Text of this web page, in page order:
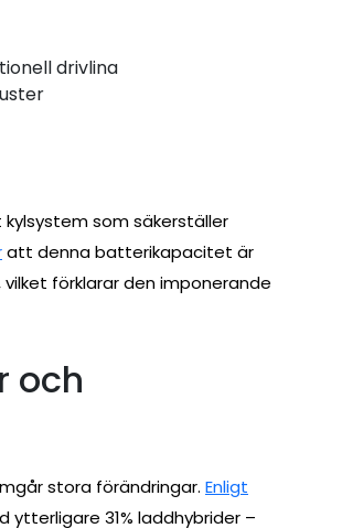
drivlina
som säkerställer
att denna batterikapacitet är
förklarar den imponerande
och
stora förändringar. Enligt
ytterligare 31% laddhybrider –